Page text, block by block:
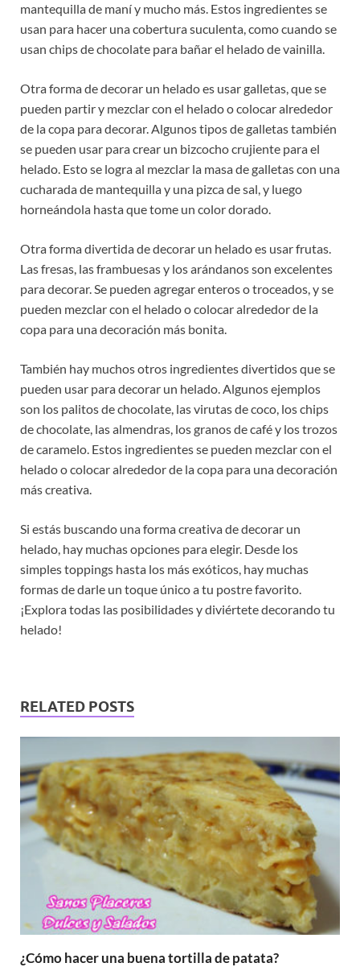
mantequilla de maní y mucho más. Estos ingredientes se
usan para hacer una cobertura suculenta, como cuando se
usan chips de chocolate para bañar el helado de vainilla.
Otra forma de decorar un helado es usar galletas, que se
pueden partir y mezclar con el helado o colocar alrededor
de la copa para decorar. Algunos tipos de galletas también
se pueden usar para crear un bizcocho crujiente para el
helado. Esto se logra al mezclar la masa de galletas con una
cucharada de mantequilla y una pizca de sal, y luego
horneándola hasta que tome un color dorado.
Otra forma divertida de decorar un helado es usar frutas.
Las fresas, las frambuesas y los arándanos son excelentes
para decorar. Se pueden agregar enteros o troceados, y se
pueden mezclar con el helado o colocar alrededor de la
copa para una decoración más bonita.
También hay muchos otros ingredientes divertidos que se
pueden usar para decorar un helado. Algunos ejemplos
son los palitos de chocolate, las virutas de coco, los chips
de chocolate, las almendras, los granos de café y los trozos
de caramelo. Estos ingredientes se pueden mezclar con el
helado o colocar alrededor de la copa para una decoración
más creativa.
Si estás buscando una forma creativa de decorar un
helado, hay muchas opciones para elegir. Desde los
simples toppings hasta los más exóticos, hay muchas
formas de darle un toque único a tu postre favorito.
¡Explora todas las posibilidades y diviértete decorando tu
helado!
RELATED POSTS
¿Cómo hacer una buena tortilla de patata?